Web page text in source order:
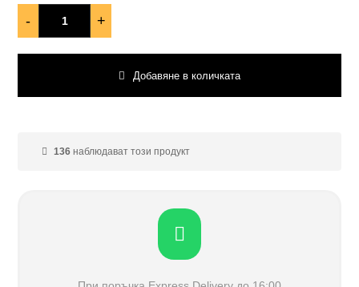
- +
Добавяне в количката
136 наблюдават този продукт